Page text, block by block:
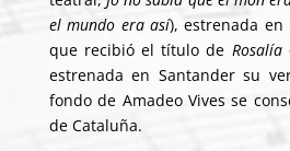
el mundo era así), estrenada en
que recibió el título de Rosalía
estrenada en Santander su
fondo de Amadeo Vives se
de Cataluña.